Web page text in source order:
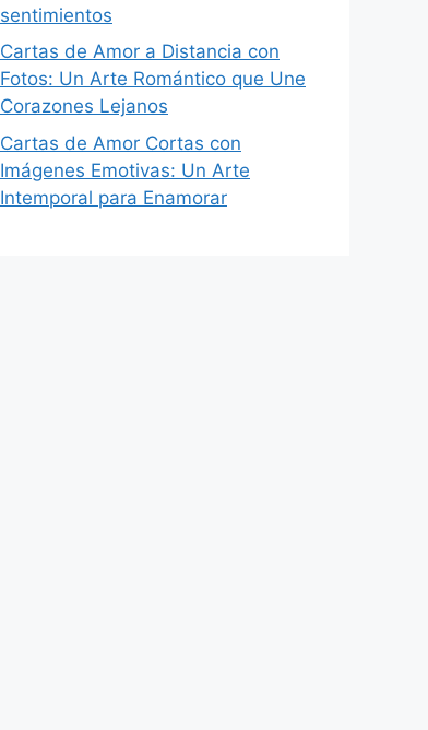
sentimientos
Cartas de Amor a Distancia con
Fotos: Un Arte Romántico que Une
Corazones Lejanos
Cartas de Amor Cortas con
Imágenes Emotivas: Un Arte
Intemporal para Enamorar